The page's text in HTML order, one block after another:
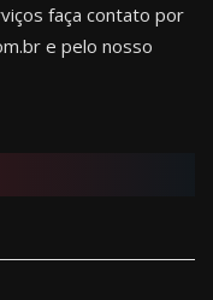
faça contato por
e pelo nosso